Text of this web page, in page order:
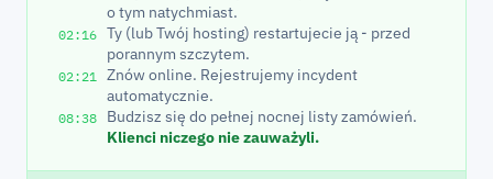
o tym natychmiast.
02:16 Ty (lub Twój hosting) restartujecie ją - przed
porannym szczytem.
02:21 Znów online. Rejestrujemy incydent
automatycznie.
08:38
Budzisz się do pełnej nocnej listy zamówień.
Klienci niczego nie zauważyli.